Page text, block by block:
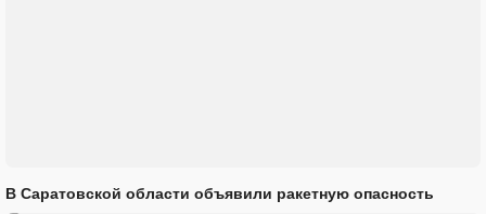
В Саратовской области объявили ракетную опасность